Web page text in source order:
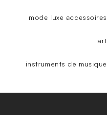
mode luxe accessoires
art
instruments de musique